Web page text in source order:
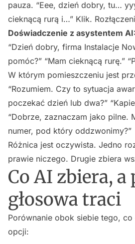
pauza. “Eee, dzień dobry, tu…
cieknącą rurą i…” Klik.
Doświadczenie z asystentem AI:
“Dzień dobry, firma Instalacje
pomóc?” “Mam cieknącą rurę.”
W którym pomieszczeniu jest
“Rozumiem. Czy to sytuacja
poczekać dzień lub dwa?”
“Dobrze, zaznaczam jako pilne.
numer, pod który oddzwonimy?”
Różnica jest oczywista. Jedno
prawie niczego. Drugie zbiera
Co AI zbiera, a
głosowa traci
Porównanie obok siebie tego,
opcji: